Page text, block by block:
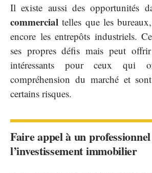
Il existe aussi des opportunités
commercial telles que les
encore les entrepôts industriels.
ses propres défis mais peut
intéressants pour ceux qui
compréhension du marché et
certains risques.
Faire appel à un
l’investissement immobilier